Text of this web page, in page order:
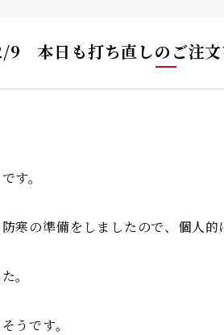
9 本日も打ち直しのご注文
す。
寒の準備をしましたので、個人的
。
うです。